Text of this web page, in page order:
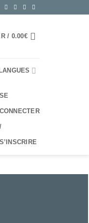
/ 0.00€
LANGUES
SE
CONNECTER
/
S’INSCRIRE